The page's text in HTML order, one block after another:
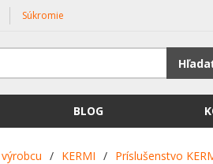
Súkromie
BLOG
/ KERMI / Príslušenstvo